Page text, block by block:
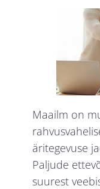
Maailm on
äritegevuse
Paljude
suurest